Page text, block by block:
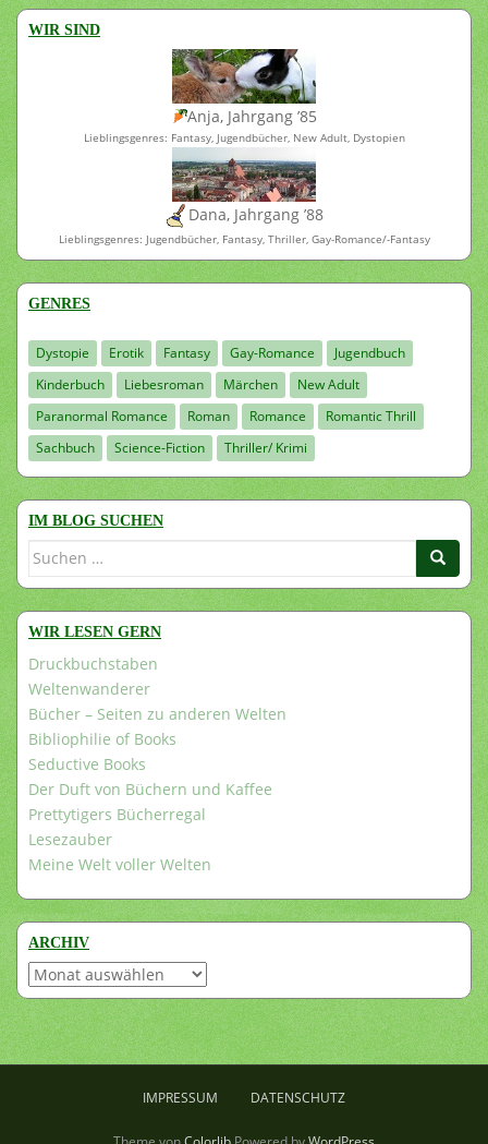
WIR SIND
Anja, Jahrgang ’85
Lieblingsgenres: Fantasy, Jugendbücher, New Adult, Dystopien
Dana, Jahrgang ’88
Lieblingsgenres: Jugendbücher, Fantasy, Thriller, Gay-Romance/-Fantasy
GENRES
Dystopie Erotik Fantasy Gay-Romance
Jugendbuch
Kinderbuch
Liebesroman Märchen
New Adult
Paranormal Romance
Roman Romance
Romantic Thrill
Sachbuch
Science-Fiction Thriller/ Krimi
IM BLOG SUCHEN
Suchen
WIR LESEN GERN
Druckbuchstaben
Weltenwanderer
Bücher – Seiten zu anderen Welten
Bibliophilie of Books
Seductive Books
Der Duft von Büchern und Kaffee
Prettytigers Bücherregal
Lesezauber
Meine Welt voller Welten
ARCHIV
Archiv
IMPRESSUM DATENSCHUTZ